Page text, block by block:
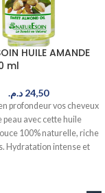
HUILE AMANDE
ml
24,50 د.م.
profondeur vos cheveux
peau avec cette huile
100% naturelle, riche
Hydratation intense et
pour cheveux et
24-48h au Maroc.